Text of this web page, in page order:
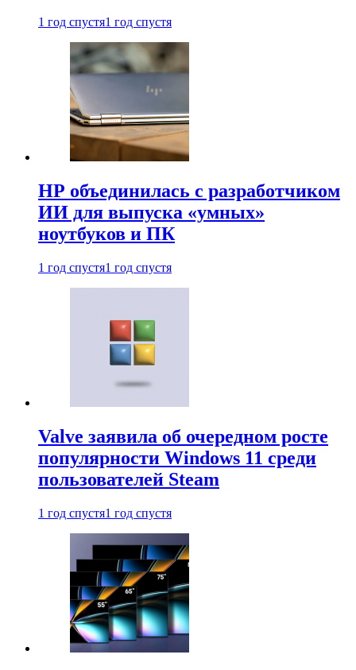
1 год спустя1 год спустя
HP объединилась с разработчиком
ИИ для выпуска «умных»
ноутбуков и ПК
1 год спустя1 год спустя
Valve заявила об очередном росте
популярности Windows 11 среди
пользователей Steam
1 год спустя1 год спустя